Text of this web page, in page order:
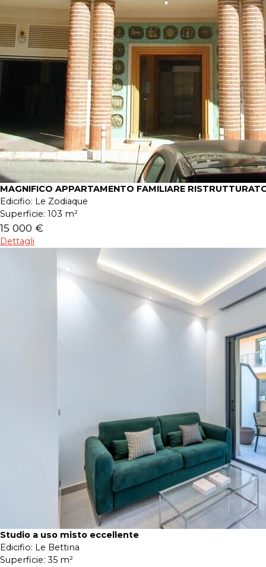
MAGNIFICO APPARTAMENTO FAMILIARE
Edicifio: Le Zodiaque
Superficie: 103 m²
15 000 €
Dettagli
Studio a uso misto eccellente
Edicifio: Le Bettina
Superficie: 35 m²